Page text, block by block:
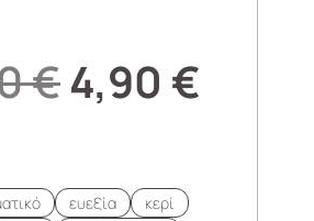
€4,90 €
ευεξία
κερί